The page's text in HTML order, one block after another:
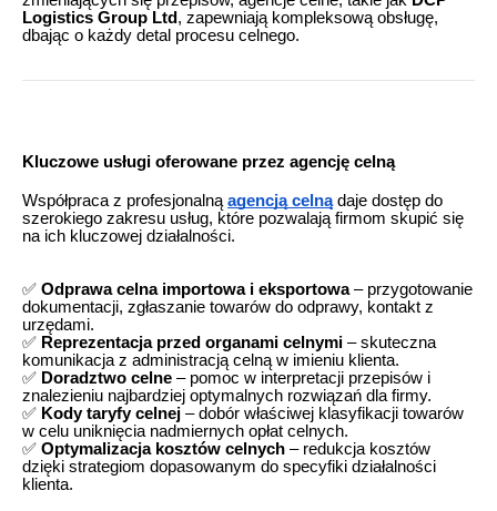
Logistics Group Ltd , zapewniają kompleksową obsługę,
dbając o każdy detal procesu celnego.
Kluczowe usługi oferowane przez agencję celną
Współpraca z profesjonalnąagencją celnądaje dostęp do
szerokiego zakresu usług, które pozwalają firmom skupić się
na ich kluczowej działalności.
✅ Odprawa celna importowa i eksportowa– przygotowanie
dokumentacji, zgłaszanie towarów do odprawy, kontakt z
urzędami.
✅ Reprezentacja przed organami celnymi – skuteczna
komunikacja z administracją celną w imieniu klienta.
✅ Doradztwo celne – pomoc w interpretacji przepisów i
znalezieniu najbardziej optymalnych rozwiązań dla firmy.
✅ Kody taryfy celnej – dobór właściwej klasyfikacji towarów
w celu uniknięcia nadmiernych opłat celnych.
✅ Optymalizacja kosztów celnych – redukcja kosztów
dzięki strategiom dopasowanym do specyfiki działalności
klienta.